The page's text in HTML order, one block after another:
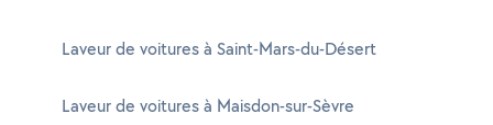
Laveur de voitures à Saint-Mars-du-Désert
Laveur de voitures à Maisdon-sur-Sèvre